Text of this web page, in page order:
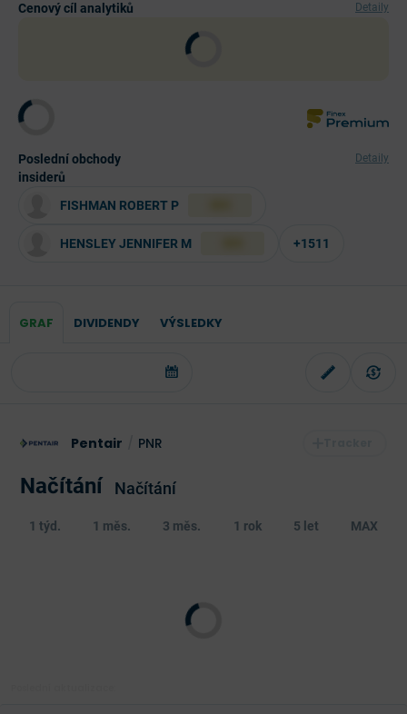
Cenový cíl analytiků Detaily
Poslední obchody
insiderů
Detaily
FISHMAN ROBERT P
HENSLEY JENNIFER M +1511
GRAF DIVIDENDY VÝSLEDKY
Pentair PNR
Načítání Načítání
1 týd. 1 měs. 3 měs. 1 rok 5 let MAX